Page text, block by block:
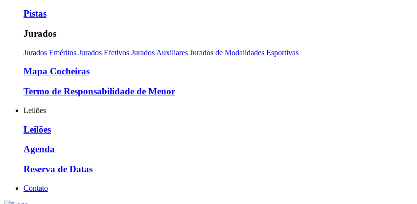
Pistas
Jurados
Jurados Eméritos Jurados Efetivos Jurados Auxiliares Jurados de Modalidades Esportivas
Mapa Cocheiras
Termo de Responsabilidade de Menor
Leilões
Leilões
Agenda
Reserva de Datas
Contato